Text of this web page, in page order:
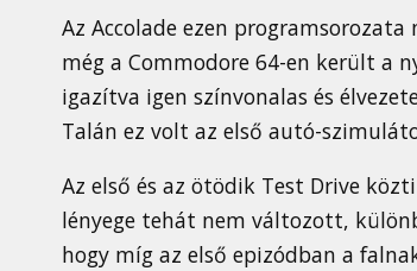
Az Accolade ezen
még a Commodore 64-en került a
igazítva igen színvonalas és
Talán ez volt az első autó-
Az első és az ötödik Test Drive
lényege tehát nem változott,
hogy míg az első epizódban a